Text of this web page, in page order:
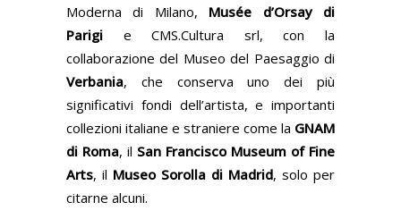
Moderna di Milano, Musée d’Orsay di
Parigi e CMS.Cultura srl, con la
collaborazione del Museo del Paesaggio di
Verbania, che conserva uno dei più
significativi fondi dell’artista, e importanti
collezioni italiane e straniere come la GNAM
di Roma, il San Francisco Museum of Fine
Arts, il Museo Sorolla di Madrid, solo per
citarne alcuni.